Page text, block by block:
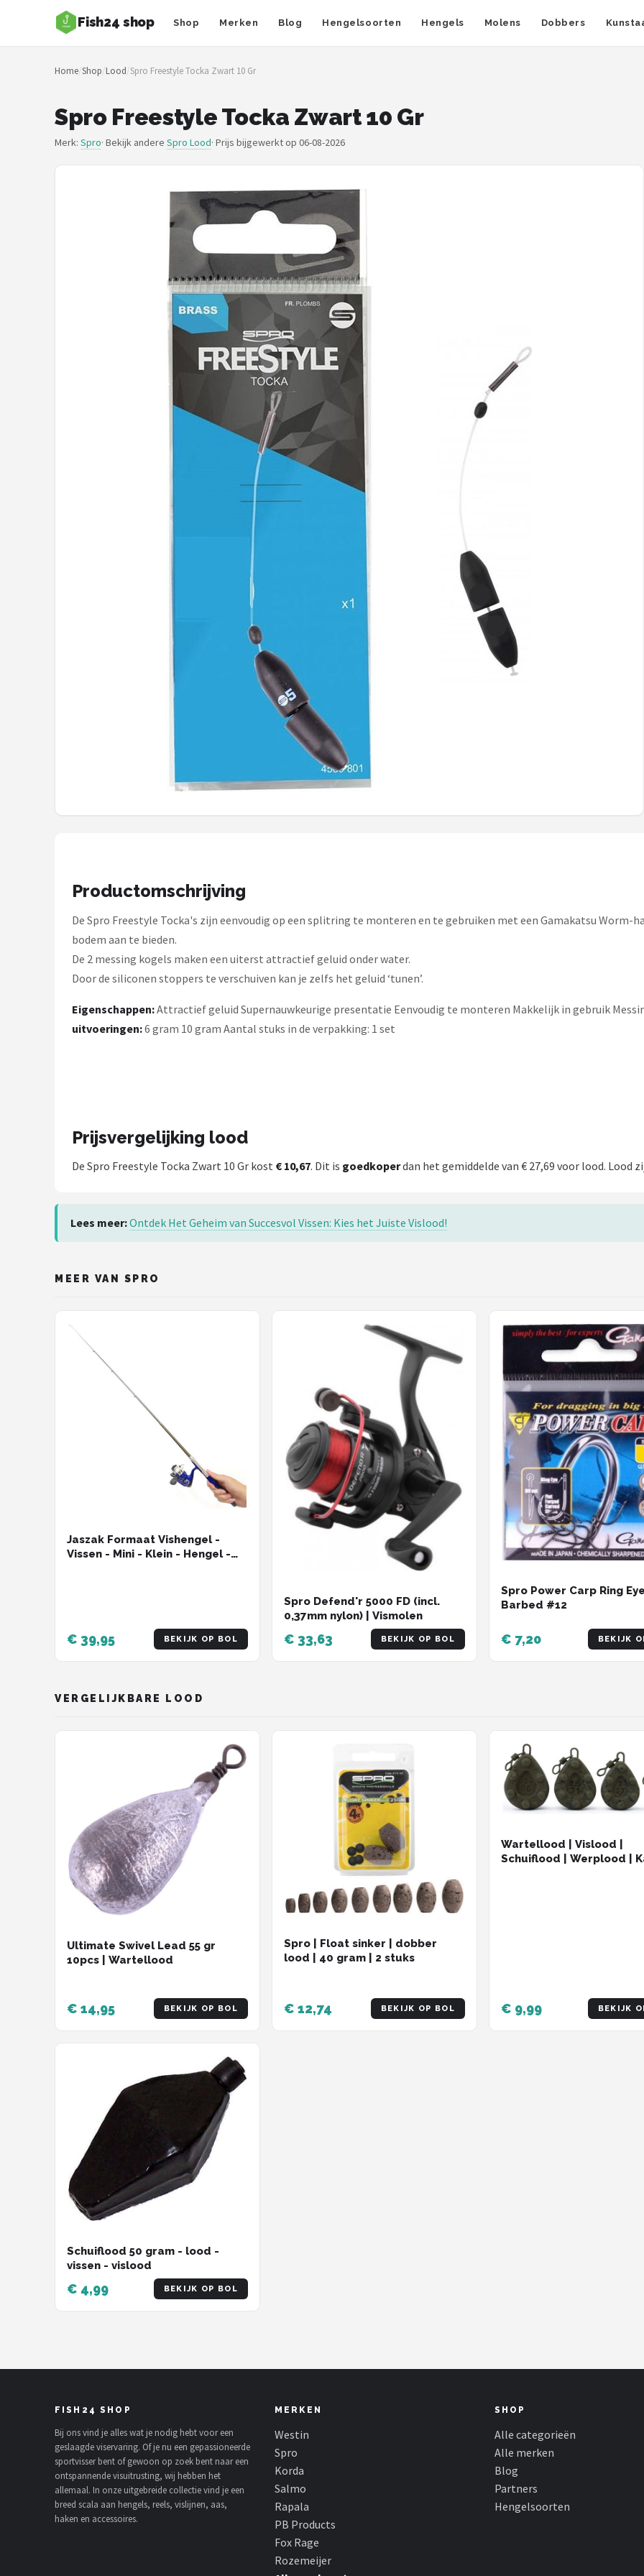
Fish24 shop Shop Merken Blog Hengelsoorten Hengels Molens Dobbers
Zoeken
NAVIGATIE
Merken
Home/Shop/Lood/Spro Freestyle Tocka Zwart 10 Gr
Spro Freestyle Tocka Zwart 10 Gr
Merk: Spro· Bekijk andere Spro Lood· Prijs bijgewerkt op 06-08-2026
Productomschrijving
De Spro Freestyle Tocka's zijn eenvoudig op een splitring te monteren en te gebruiken met een Gamakatsu Worm-
bodem aan te bieden.
De 2 messing kogels maken een uiterst attractief geluid onder water.
Door de siliconen stoppers te verschuiven kan je zelfs het geluid ‘tunen’.
Eigenschappen:Attractief geluid Supernauwkeurige presentatie Eenvoudig te monteren Makkelijk in gebruik
uitvoeringen:6 gram 10 gram Aantal stuks in de verpakking: 1 set
Prijsvergelijking lood
De Spro Freestyle Tocka Zwart 10 Gr kost € 10,67. Dit is goedkoperdan het gemiddelde van € 27,69 voor lood. Lood
Lees meer:Ontdek Het Geheim van Succesvol Vissen: Kies het Juiste Vislood!
MEER VAN SPRO
Jaszak Formaat Vishengel -
Vissen - Mini - Klein - Hengel -
€ 39,95 BEKIJK OP BOL
Spro Defend'r 5000 FD (incl.
0,37mm nylon) | Vismolen
€ 33,63 BEKIJK OP BOL
Spro Power Carp Ring
Barbed #12
€ 7,20 BEKIJK
VERGELIJKBARE LOOD
Ultimate Swivel Lead 55 gr
10pcs | Wartellood
€ 14,95 BEKIJK OP BOL
Spro | Float sinker | dobber
lood | 40 gram | 2 stuks
€ 12,74 BEKIJK OP BOL
Wartellood | Vislood |
Schuiflood | Werplood |
€ 9,99 BEKIJK
Schuiflood 50 gram - lood -
vissen - vislood
€ 4,99 BEKIJK OP BOL
FISH24 SHOP
Bij ons vind je alles wat je nodig hebt voor een
geslaagde viservaring. Of je nu een gepassioneerde
sportvisser bent of gewoon op zoek bent naar een
ontspannende visuitrusting, wij hebben het
allemaal. In onze uitgebreide collectie vind je een
breed scala aan hengels, reels, vislijnen, aas,
haken en accessoires.
MERKEN
Westin
Spro
Korda
Salmo
Rapala
PB Products
Fox Rage
Rozemeijer
SHOP
Alle categorieën
Alle merken
Blog
Partners
Hengelsoorten